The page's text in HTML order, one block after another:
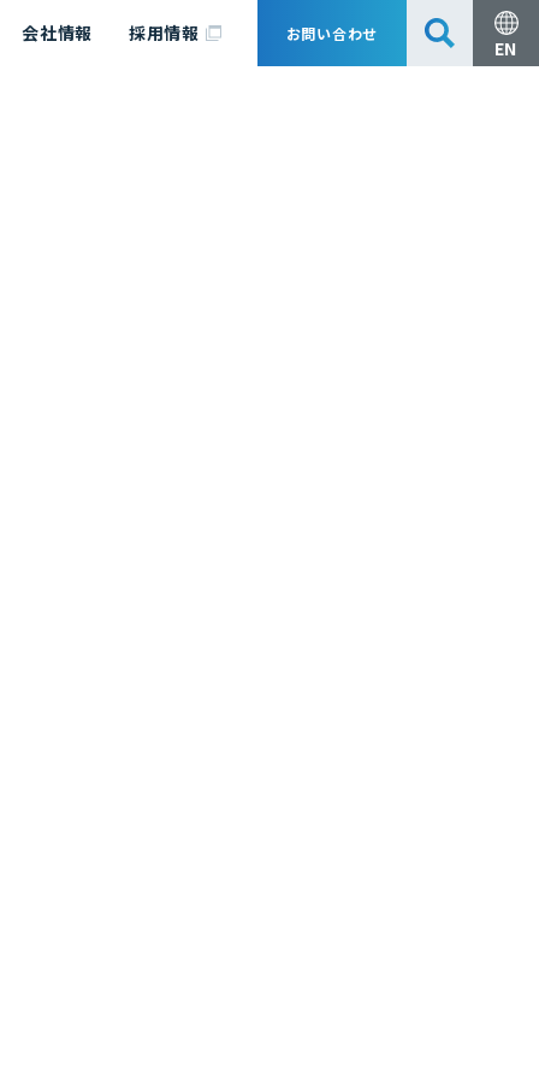
会社情報 採用情報 お問い合わせ
EN